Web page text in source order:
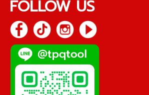
FOLLOW US